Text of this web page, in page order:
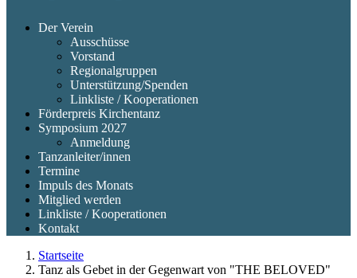
Der Verein
Ausschüsse
Vorstand
Regionalgruppen
Unterstützung/Spenden
Linkliste / Kooperationen
Förderpreis Kirchentanz
Symposium 2027
Anmeldung
Tanzanleiter/innen
Termine
Impuls des Monats
Mitglied werden
Linkliste / Kooperationen
Kontakt
Startseite
Tanz als Gebet in der Gegenwart von "THE BELOVED"